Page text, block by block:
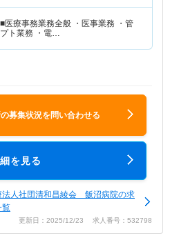
■医療事務業務全般 ・医事業務 ・管
ト業務 ・電…
募集状況を問い合わせる
を見る
法人社団清和昌綾会 飯沼病院の求
覧
更新日：2025/12/23 求人番号：532798